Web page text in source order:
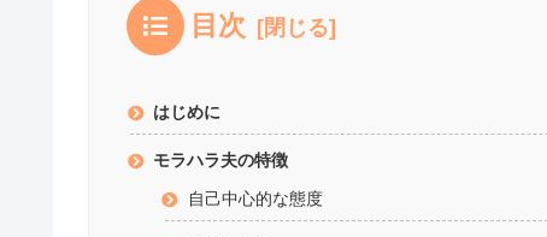
目次
はじめに
モラハラ夫の特徴
自己中心的な態度